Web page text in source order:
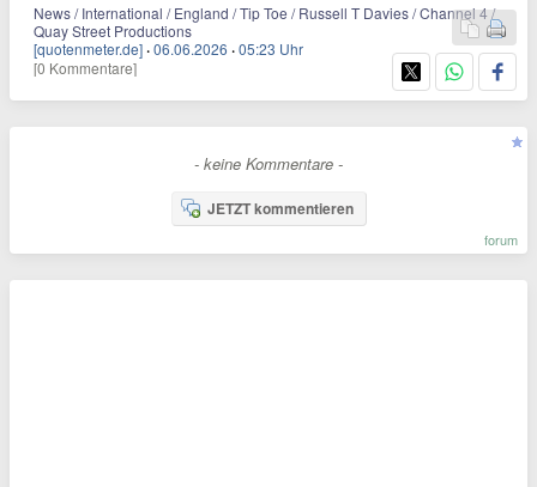
News / International / England / Tip Toe / Russell T Davies / Channel 4 /
Quay Street Productions
[quotenmeter.de] ·06.06.2026 ·05:23 Uhr
[0 Kommentare]
- keine Kommentare -
JETZT kommentieren
forum